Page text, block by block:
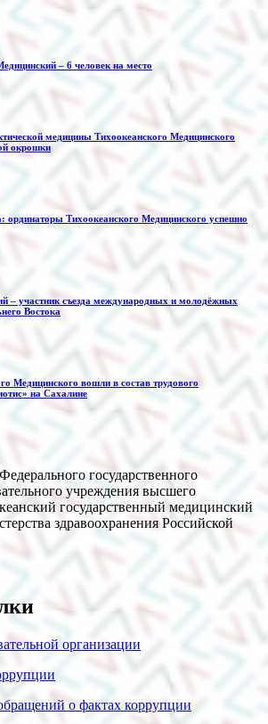
– 6 человек на место
медицины Тихоокеанского Медицинского
окрошки
ординаторы Тихоокеанского Медицинского успешно
– участник съезда международных и молодёжных
Востока
Медицинского вошли в состав трудового
на Сахалине
государственного
учреждения высшего
государственный медицинский
здравоохранения Российской
организации
о фактах коррупции